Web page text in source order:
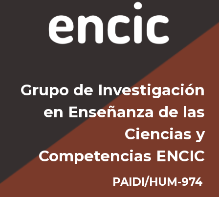
Grupo de Investigación
en Enseñanza de las
Ciencias y
Competencias ENCIC
PAIDI/HUM-974